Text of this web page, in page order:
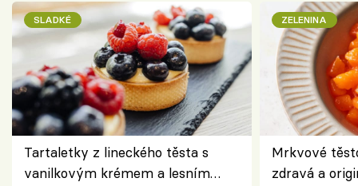
SLADKÉ
Tartaletky z lineckého těsta s
vanilkovým krémem a lesním
ZELENINA
Mrkvové
zdravá a